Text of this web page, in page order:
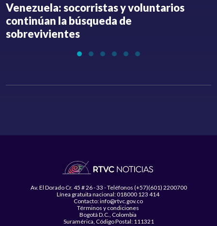
Venezuela: socorristas y voluntarios
continúan la búsqueda de
sobrevivientes
Av. El Dorado Cr. 45 # 26 - 33 - Teléfonos (+57)(601) 2200700
Línea gratuita nacional: 018000 123 414
Contacto: info@rtvc.gov.co
Términos y condiciones
Bogotá D.C., Colombia
Suramérica, Código Postal: 111321